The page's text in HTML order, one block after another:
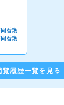
看護
看護
…